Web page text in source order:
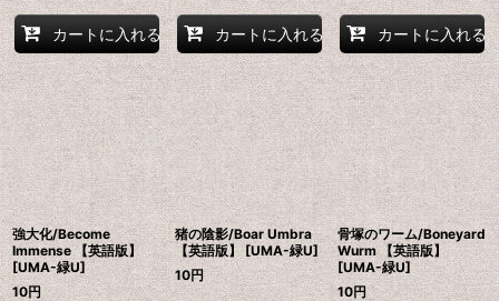
カートに入れる カートに入れる カートに入れる
強大化/Become
Immense 【英語版】
[UMA-緑U]
10円
猪の陰影/Boar Umbra
【英語版】 [UMA-緑U]
10円
骨塚のワーム/Boneyard
Wurm 【英語版】
[UMA-緑U]
10円